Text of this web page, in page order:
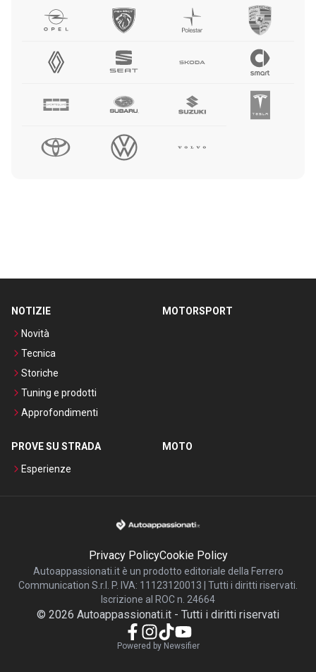
NOTIZIE
Novità
Tecnica
Storiche
Tuning e prodotti
Approfondimenti
MOTORSPORT
PROVE SU STRADA
Esperienze
MOTO
Privacy PolicyCookie Policy
Autoappassionati.it è un prodotto editoriale della Ferrero
Communication S.r.l. P. IVA: 11123120013 | Tutti i diritti riservati.
Iscrizione al ROC n. 24664
© 2026 Autoappassionati.it - Tutti i diritti riservati
Powered by Newsifier